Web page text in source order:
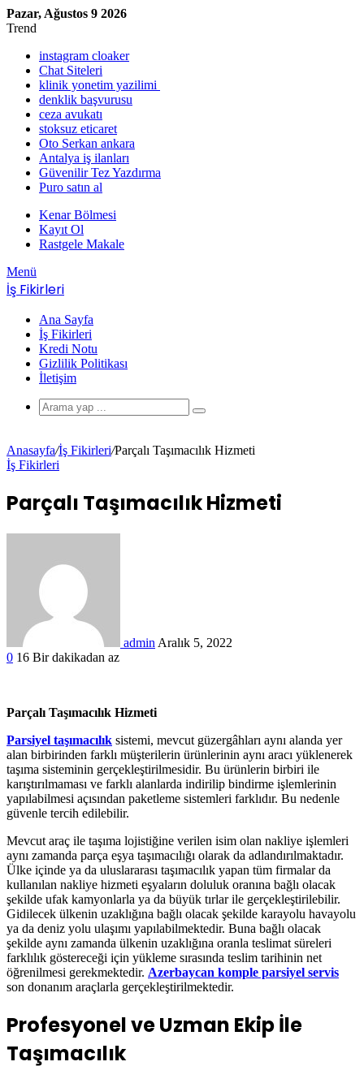
Pazar, Ağustos 9 2026
Trend
instagram cloaker
Chat Siteleri
klinik yonetim yazilimi
denklik başvurusu
ceza avukatı
stoksuz eticaret
Oto Serkan ankara
Antalya iş ilanları
Güvenilir Tez Yazdırma
Puro satın al
Kenar Bölmesi
Kayıt Ol
Rastgele Makale
Menü
İş Fikirleri
Ana Sayfa
İş Fikirleri
Kredi Notu
Gizlilik Politikası
İletişim
Anasayfa/İş Fikirleri/Parçalı Taşımacılık Hizmeti
İş Fikirleri
Parçalı Taşımacılık Hizmeti
admin Aralık 5, 2022
0 16 Bir dakikadan az
Parçalı Taşımacılık Hizmeti
Parsiyel taşımacılık sistemi, mevcut güzergâhları aynı alanda yer
alan birbirinden farklı müşterilerin ürünlerinin aynı aracı yüklenerek
taşıma sisteminin gerçekleştirilmesidir. Bu ürünlerin birbiri ile
karıştırılmaması ve farklı alanlarda indirilip bindirme işlemlerinin
yapılabilmesi açısından paketleme sistemleri farklıdır. Bu nedenle
güvenle tercih edilebilir.
Mevcut araç ile taşıma lojistiğine verilen isim olan nakliye işlemleri
aynı zamanda parça eşya taşımacılığı olarak da adlandırılmaktadır.
Ülke içinde ya da uluslararası taşımacılık yapan tüm firmalar da
kullanılan nakliye hizmeti eşyaların doluluk oranına bağlı olacak
şekilde ufak kamyonlarla ya da büyük tırlar ile gerçekleştirilebilir.
Gidilecek ülkenin uzaklığına bağlı olacak şekilde karayolu havayolu
ya da deniz yolu ulaşımı yapılabilmektedir. Buna bağlı olacak
şekilde aynı zamanda ülkenin uzaklığına oranla teslimat süreleri
farklılık göstereceği için yükleme sırasında teslim tarihinin net
öğrenilmesi gerekmektedir. Azerbaycan komple parsiyel servis
son donanım araçlarla gerçekleştirilmektedir.
Profesyonel ve Uzman Ekip İle
Taşımacılık